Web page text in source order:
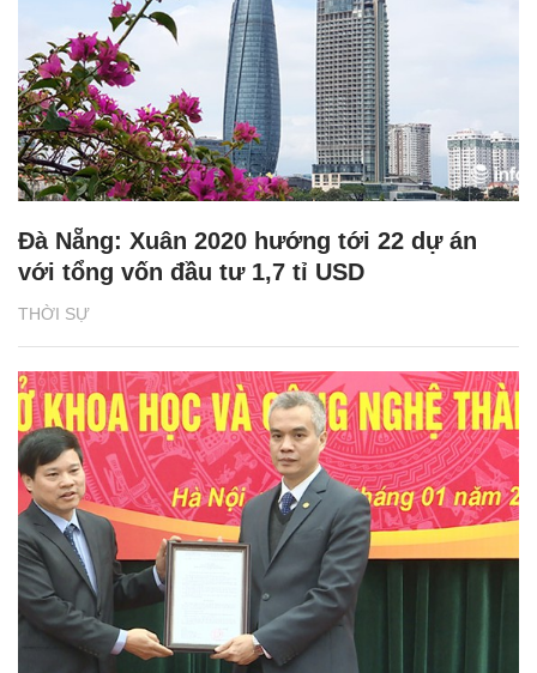
THỜI SỰ
Đà Nẵng: Xuân 2020 hướng tới 22 dự án
với tổng vốn đầu tư 1,7 tỉ USD